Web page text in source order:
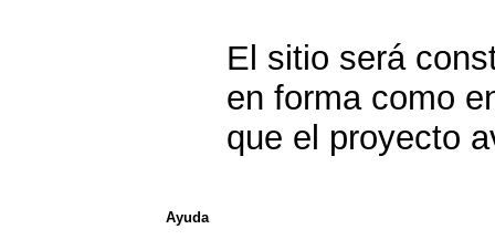
El sitio será
en forma como
que el proyecto
Ayuda